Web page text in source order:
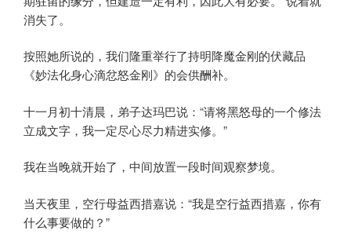
消失了。
按照她所说的，我们隆重举行了持明降魔金刚的伏藏品
《妙法化身心滴忿怒金刚》的会供酬补。
十一月初十清晨，弟子达玛巴说：“请将黑怒母的一个修法
立成文字，我一定尽心尽力精进实修。”
我在当晚就开始了，中间放置一段时间观察梦境。
当天夜里，空行母益西措嘉说：“我是空行益西措嘉，你有
什么事要做的？”